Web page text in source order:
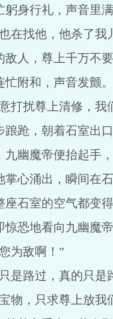
身行礼，声音里满
在找他，他杀了我
敌人，尊上千万不
附和，声音发颤。
打扰尊上清修，我
跄，朝着石室出口
幽魔帝便抬起手，
心涌出，瞬间在
石室的空气都变得
恐地看向九幽魔帝
为敌啊！”
是路过，真的只是
物，只求尊上放我